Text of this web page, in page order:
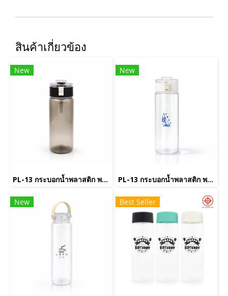
สินค้าเกี่ยวข้อง
New
PL-13 กระบอกน้ำพลาสติก พรีเมี่ยม
New
PL-13 กระบอกน้ำพลาสติก พรีเมี่ยม
New Best Seller